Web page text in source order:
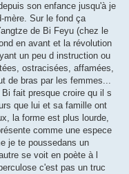
son enfance jusqu'à je
mère. Sur le fond ça
de Bi Feyu (chez le
en avant et la révolution
un peu d instruction ou
ostracisées, affamées,
de bras par les femmes...
fait presque croire qu il s
que lui et sa famille ont
la forme est plus lourde,
comme une espece
je te poussedans un
se voit en poète à l
c'est pas un truc